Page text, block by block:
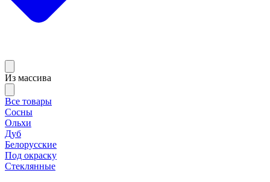
Из массива
Все товары
Сосны
Ольхи
Дуб
Белорусские
Под окраску
Стеклянные